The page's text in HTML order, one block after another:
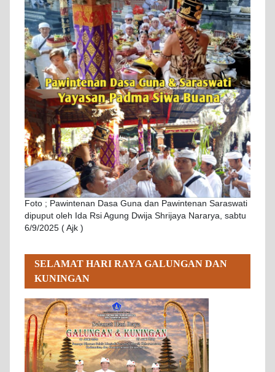
Foto ; Pawintenan Dasa Guna dan Pawintenan Saraswati
dipuput oleh Ida Rsi Agung Dwija Shrijaya Nararya, sabtu
6/9/2025 ( Ajk )
SELAMAT HARI RAYA GALUNGAN DAN
KUNINGAN